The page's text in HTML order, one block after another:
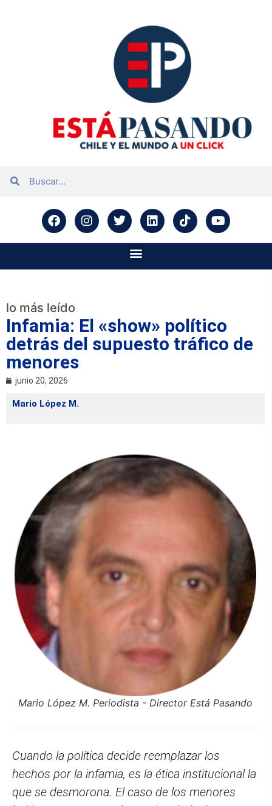
lo más leído
Infamia: El «show» político
detrás del supuesto tráfico de
menores
junio 20, 2026
Mario López M.
Mario López M. Periodista - Director Está Pasando
Cuando la política decide reemplazar los
hechos por la infamia, es la ética institucional la
que se desmorona. El caso de los menores